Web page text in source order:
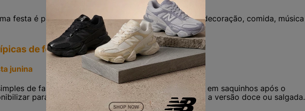
festa é preciso pensar em alguns detalhes, como a decoração, comida, música
de festa junina
junina
de fazer e muito gostosa é a pipoca. Só separar em saquinhos após o
para os convidados. Além disso, pode ser feita a versão doce ou salgada.